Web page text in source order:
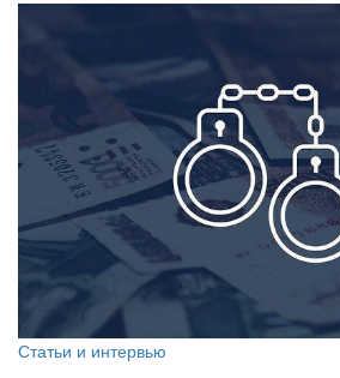
Статьи и интервью